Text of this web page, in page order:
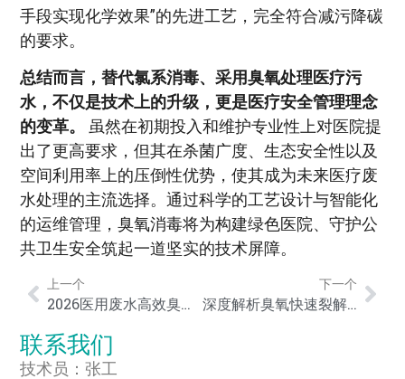
手段实现化学效果”的先进工艺，完全符合减污降碳
的要求。
总结而言，替代氯系消毒、采用臭氧处理医疗污
水，不仅是技术上的升级，更是医疗安全管理理念
的变革。
虽然在初期投入和维护专业性上对医院提
出了更高要求，但其在杀菌广度、生态安全性以及
空间利用率上的压倒性优势，使其成为未来医疗废
水处理的主流选择。通过科学的工艺设计与智能化
的运维管理，臭氧消毒将为构建绿色医院、守护公
共卫生安全筑起一道坚实的技术屏障。
上一个
2026医用废水高效臭氧消杀方案：核心技术、设备选型与达标排放深度指南
下一个
深度解析臭氧快速裂解印染废水发色基团：高效脱色技术原理与工业应用指南
联系我们
技术员：张工